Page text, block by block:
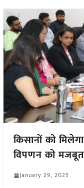
किसानों को
विपणन को
January 29, 2025